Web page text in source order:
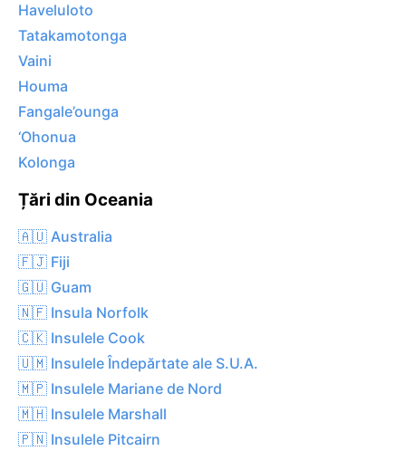
Haveluloto
Tatakamotonga
Vaini
Houma
Fangale’ounga
‘Ohonua
Kolonga
Țări din Oceania
🇦🇺 Australia
🇫🇯 Fiji
🇬🇺 Guam
🇳🇫 Insula Norfolk
🇨🇰 Insulele Cook
🇺🇲 Insulele Îndepărtate ale S.U.A.
🇲🇵 Insulele Mariane de Nord
🇲🇭 Insulele Marshall
🇵🇳 Insulele Pitcairn